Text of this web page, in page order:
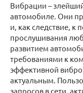
Вибрации –
автомобиле. Они
и, как следствие, к
прослушивания
развитием
требованиями к
эффективной
актуальным.
запросов в сети,